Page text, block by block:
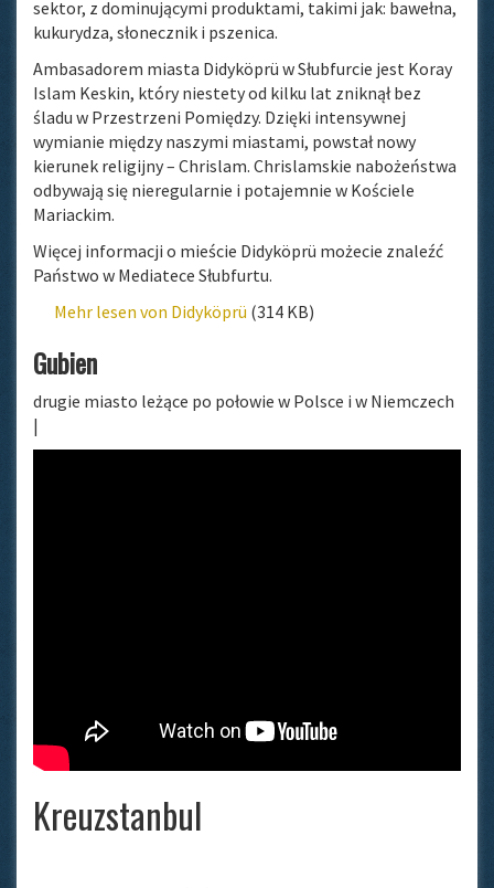
sektor, z dominującymi produktami, takimi jak: bawełna,
kukurydza, słonecznik i pszenica.
Ambasadorem miasta Didyköprü w Słubfurcie jest Koray
Islam Keskin, który niestety od kilku lat zniknął bez
śladu w Przestrzeni Pomiędzy. Dzięki intensywnej
wymianie między naszymi miastami, powstał nowy
kierunek religijny – Chrislam. Chrislamskie nabożeństwa
odbywają się nieregularnie i potajemnie w Kościele
Mariackim.
Więcej informacji o mieście Didyköprü możecie znaleźć
Państwo w Mediatece Słubfurtu.
Mehr lesen von Didyköprü (314 KB)
Gubien
drugie miasto leżące po połowie w Polsce i w Niemczech
|
Kreuzstanbul